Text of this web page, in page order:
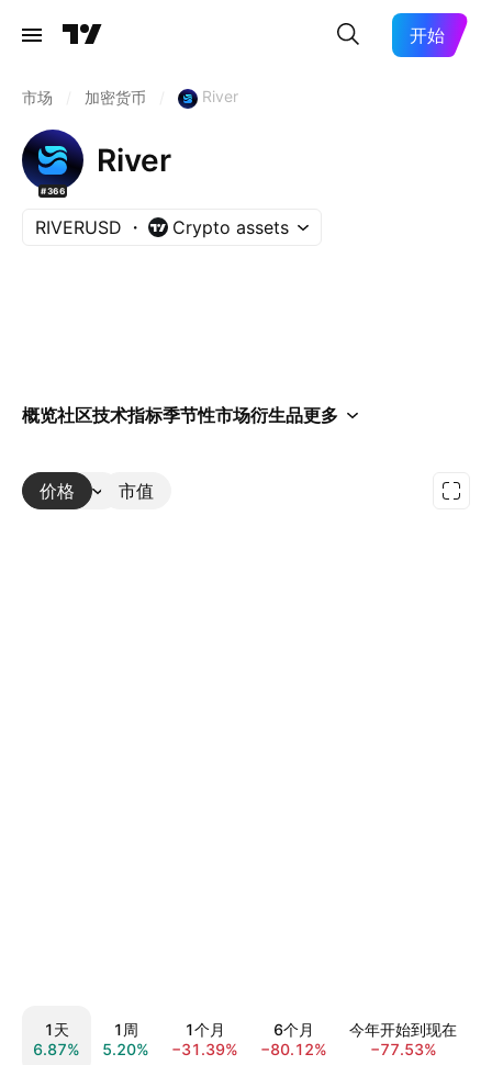
开始
市场 加密货币 River
#366
River
RIVERUSD Crypto assets
概览社区技术指标季节性市场衍生品更多
价格 市值
更多
1天
6.87%
1周
5.20%
1个月
−31.39%
6个月
−80.12%
今年开始到现在
−77.53%